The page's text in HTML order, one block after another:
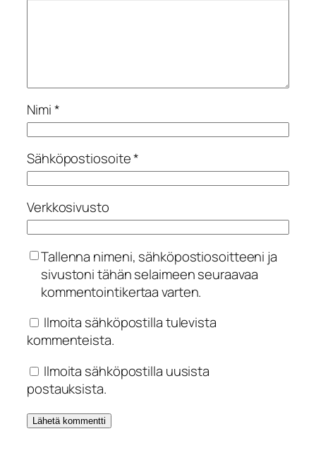
Nimi*
Sähköpostiosoite*
Verkkosivusto
Tallenna nimeni, sähköpostiosoitteeni ja
sivustoni tähän selaimeen seuraavaa
kommentointikertaa varten.
Ilmoita sähköpostilla tulevista
kommenteista.
Ilmoita sähköpostilla uusista
postauksista.